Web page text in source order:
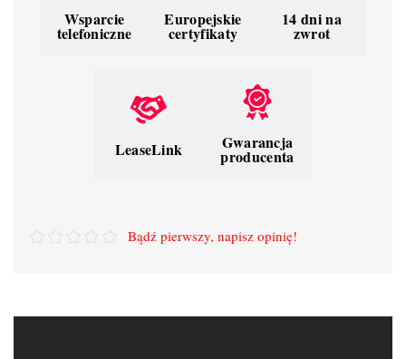
Wsparcie
telefoniczne
Europejskie
certyfikaty
14 dni na
zwrot
LeaseLink Gwarancja
producenta
Bądź pierwszy, napisz opinię!